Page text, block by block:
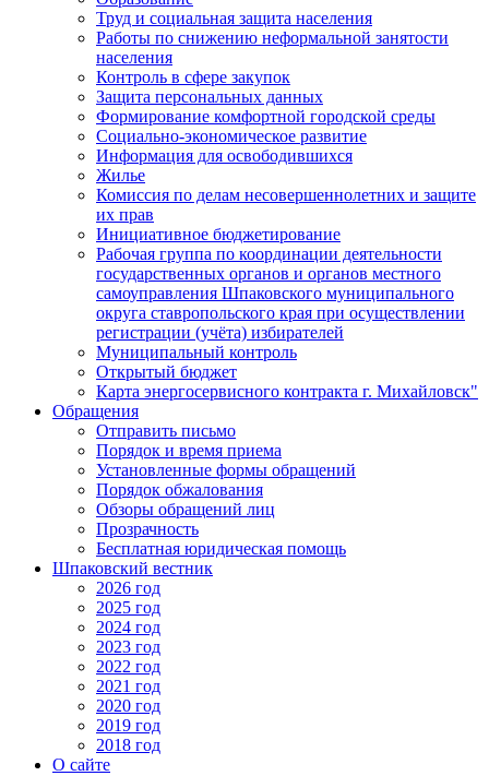
Труд и социальная защита населения
Работы по снижению неформальной занятости
населения
Контроль в сфере закупок
Защита персональных данных
Формирование комфортной городской среды
Социально-экономическое развитие
Информация для освободившихся
Жилье
Комиссия по делам несовершеннолетних и защите
их прав
Инициативное бюджетирование
Рабочая группа по координации деятельности
государственных органов и органов местного
самоуправления Шпаковского муниципального
округа ставропольского края при осуществлении
регистрации (учёта) избирателей
Муниципальный контроль
Открытый бюджет
Карта энергосервисного контракта г. Михайловск"
Обращения
Отправить письмо
Порядок и время приема
Установленные формы обращений
Порядок обжалования
Обзоры обращений лиц
Прозрачность
Бесплатная юридическая помощь
Шпаковский вестник
2026 год
2025 год
2024 год
2023 год
2022 год
2021 год
2020 год
2019 год
2018 год
О сайте